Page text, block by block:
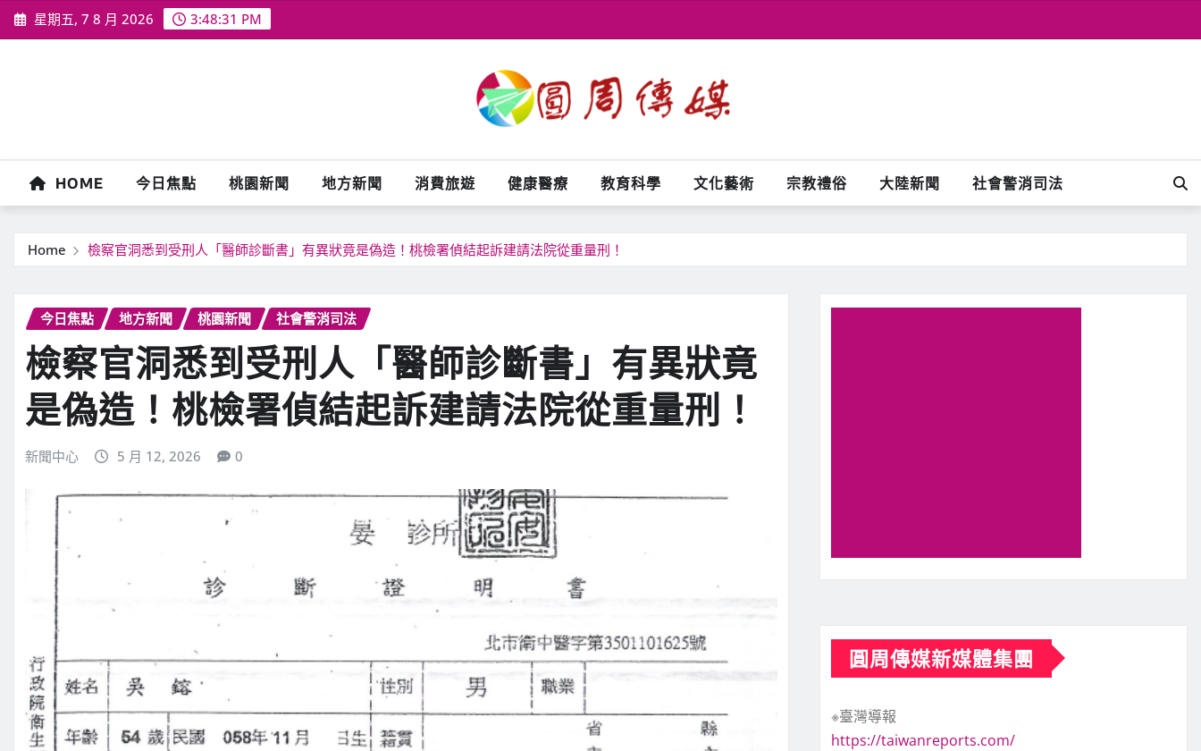
Skip
to
星期五, 7 8 月 2026 3:48:33 PM
HOME 今日焦點 桃園新聞 地方新聞 消費旅遊 健康醫療 教育科學 文化藝術 宗教禮俗 大陸新聞 社會警消司法
Home 檢察官洞悉到受刑人「醫師診斷書」有異狀竟是偽造！桃檢署偵結起訴建請法院從重量刑！
今日焦點 地方新聞 桃園新聞 社會警消司法
檢察官洞悉到受刑人「醫師診斷書」有異狀竟
是偽造！桃檢署偵結起訴建請法院從重量刑！
新聞中心 5 月 12, 2026 0
圓周傳媒新媒體集團
※臺灣導報
https://taiwanreports.com/